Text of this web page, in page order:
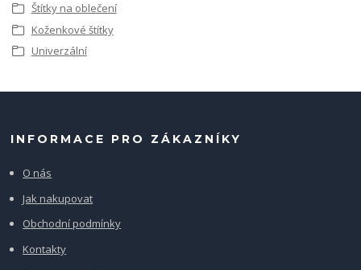
Štítky na oblečení
Koženkové štítky
Univerzální
INFORMACE PRO ZÁKAZNÍKY
O nás
Jak nakupovat
Obchodní podmínky
Kontakty